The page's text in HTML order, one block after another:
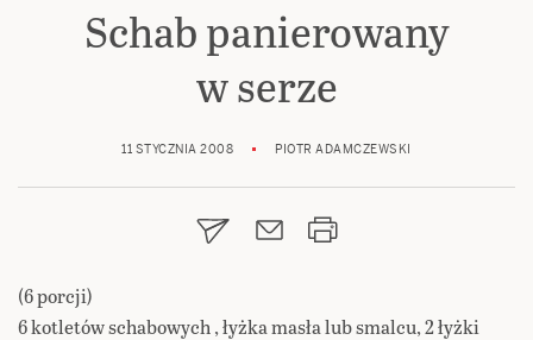
Schab panierowany
w serze
11 STYCZNIA 2008 PIOTR ADAMCZEWSKI
(6 porcji)
6 kotletów schabowych , łyżka masła lub smalcu, 2 łyżki